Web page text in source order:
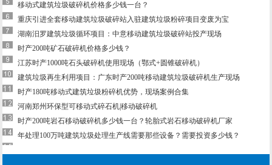
移动式建筑垃圾破碎机价格多少钱一台？
重庆引进全套移动建筑垃圾破碎站入驻建筑垃圾粉碎项目变废为宝
湖南汨罗建筑垃圾循环项目：中意移动建筑垃圾破碎站投产现场
时产200吨矿石破碎机价格多少钱？
江苏时产1000吨石头破碎机使用现场（鄂式+圆锥破碎机）
建筑垃圾再生利用项目：广东时产200吨移动建筑垃圾破碎机生产现场
时产180吨移动式建筑垃圾粉碎机优势，现场案例合集
河南郑州环保型可移动式碎石机|移动破碎机
时产200吨岩石移动破碎机多少钱一台？轮胎式岩石移动破碎机厂家
年处理100万吨建筑垃圾处理生产线需要那些设备？需要投资多少钱？